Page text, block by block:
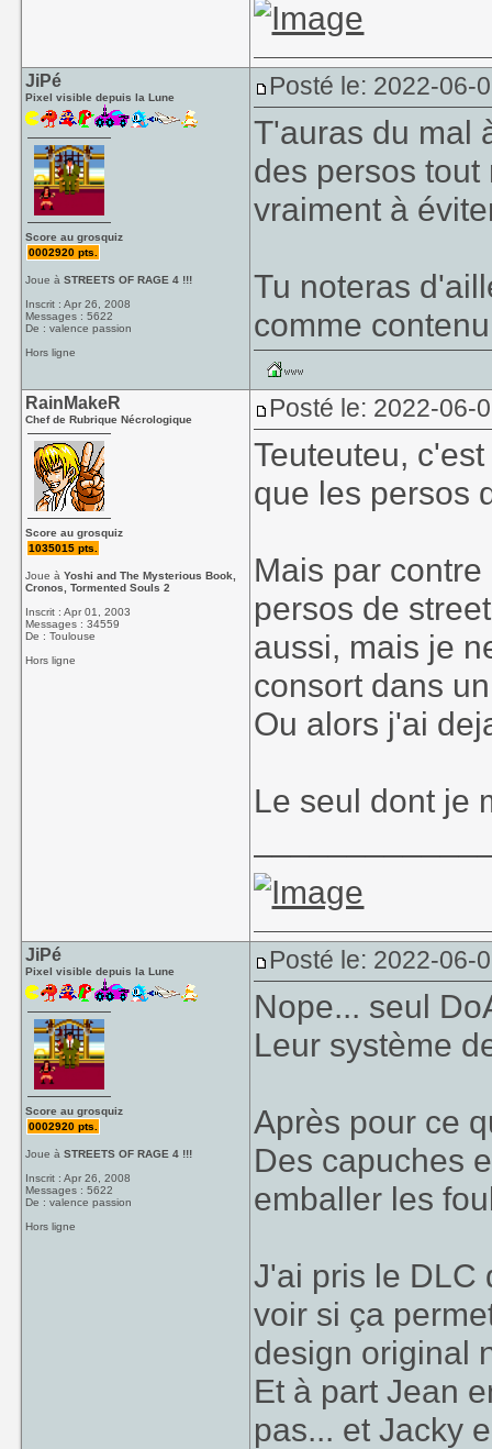
JiPé
Pixel visible depuis la Lune
Score au grosquiz
0002920 pts.
Joue àSTREETS OF RAGE 4 !!!
Inscrit : Apr 26, 2008
Messages : 5622
De : valence passion
Hors ligne
Posté le: 2022-06-
T'auras du mal
des persos
vraiment à
Tu noteras
comme
RainMakeR
Chef de Rubrique Nécrologique
Score au grosquiz
1035015 pts.
Joue àYoshi and The Mysterious Book,
Cronos, Tormented Souls 2
Inscrit : Apr 01, 2003
Messages : 34559
De : Toulouse
Hors ligne
Posté le: 2022-06-
Teuteuteu,
que les persos
Mais par
persos de
aussi, mais je
consort dans
Ou alors j'ai
Le seul dont je
JiPé
Pixel visible depuis la Lune
Score au grosquiz
0002920 pts.
Joue àSTREETS OF RAGE 4 !!!
Inscrit : Apr 26, 2008
Messages : 5622
De : valence passion
Hors ligne
Posté le: 2022-06-
Nope... seul
Leur système
Après pour ce
Des capuches
emballer les
J'ai pris le DLC
voir si ça
design original
Et à part Jean
pas... et Jacky